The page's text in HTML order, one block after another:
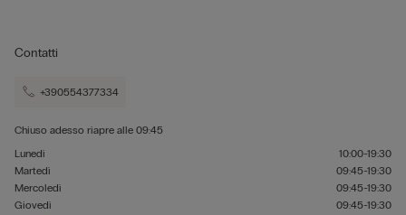
Contatti
+390554377334
Chiuso adesso riapre alle 09:45
Lunedì
10:00-19:30
Martedì
09:45-19:30
Mercoledì
09:45-19:30
Giovedì
09:45-19:30